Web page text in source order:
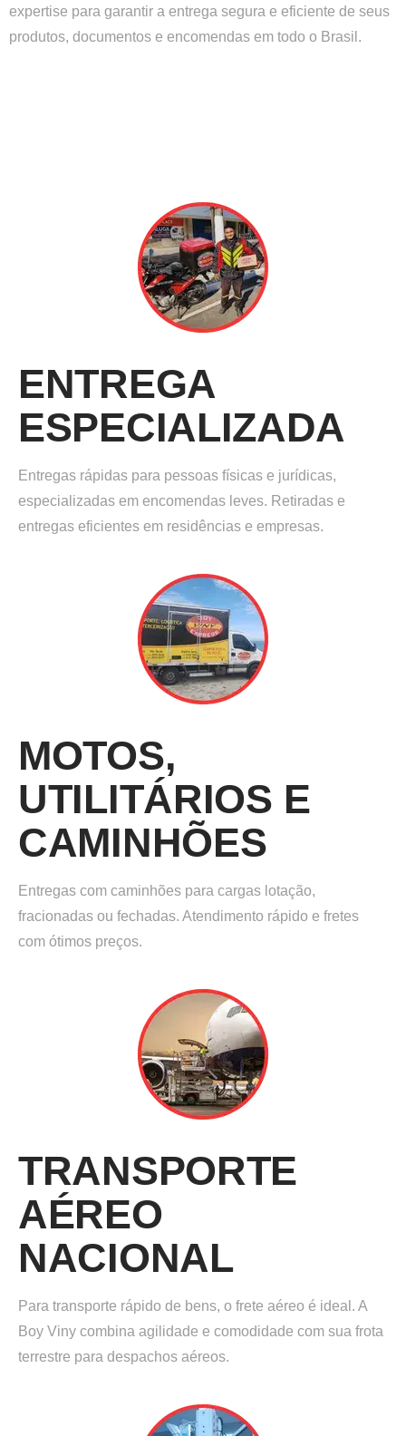
expertise para garantir a entrega segura e eficiente de seus
produtos, documentos e encomendas em todo o Brasil.
ENTREGA
ESPECIALIZADA
Entregas rápidas para pessoas físicas e jurídicas,
especializadas em encomendas leves. Retiradas e
entregas eficientes em residências e empresas.
MOTOS,
UTILITÁRIOS E
CAMINHÕES
Entregas com caminhões para cargas lotação,
fracionadas ou fechadas. Atendimento rápido e fretes
com ótimos preços.
TRANSPORTE
AÉREO
NACIONAL
Para transporte rápido de bens, o frete aéreo é ideal. A
Boy Viny combina agilidade e comodidade com sua frota
terrestre para despachos aéreos.